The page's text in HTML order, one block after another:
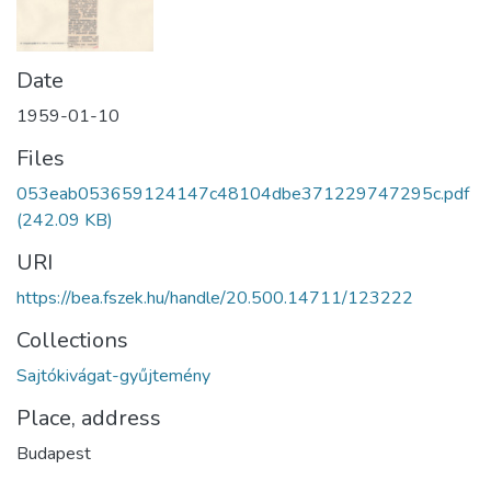
Date
1959-01-10
Files
053eab053659124147c48104dbe371229747295c.pdf
(242.09 KB)
URI
https://bea.fszek.hu/handle/20.500.14711/123222
Collections
Sajtókivágat-gyűjtemény
Place, address
Budapest